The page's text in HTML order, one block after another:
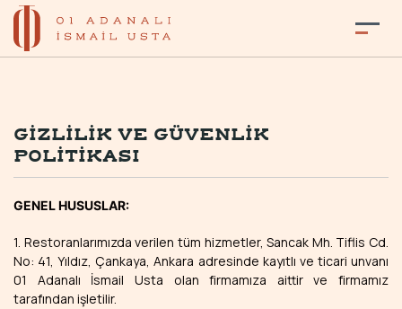
GIZLILIK VE GÜVENLIK
POLITIKASI
GENEL HUSUSLAR:
1. Restoranlarımızda verilen tüm hizmetler, Sancak Mh. Tiflis Cd.
No: 41, Yıldız, Çankaya, Ankara adresinde kayıtlı ve ticari unvanı
01 Adanalı İsmail Usta olan firmamıza aittir ve firmamız
tarafından işletilir.